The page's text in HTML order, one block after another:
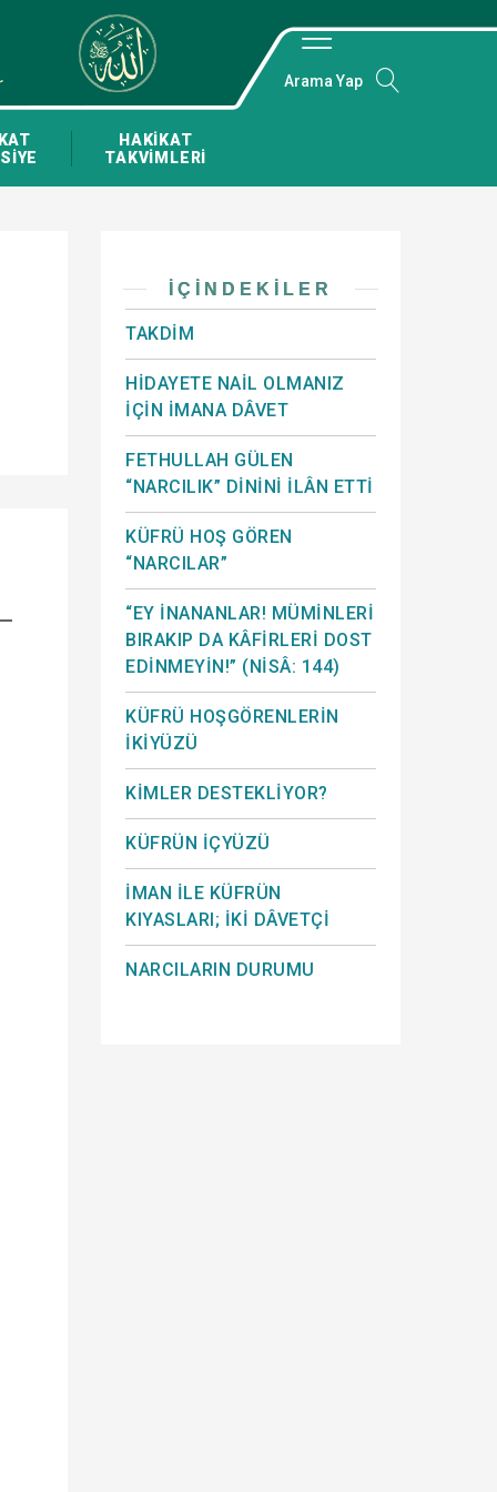
HAKİKAT
TAKVİMLERİ
Arama Yap
İÇINDEKILER
TAKDİM
HİDAYETE NAİL OLMANIZ
İÇİN İMANA DÂVET
FETHULLAH GÜLEN
“NARCILIK” DİNİNİ İLÂN ETTİ
KÜFRÜ HOŞ GÖREN
“NARCILAR”
“EY İNANANLAR! MÜMİNLERİ
BIRAKIP DA KÂFİRLERİ DOST
EDİNMEYİN!” (NİSÂ: 144)
KÜFRÜ HOŞGÖRENLERİN
İKİYÜZÜ
KİMLER DESTEKLİYOR?
KÜFRÜN İÇYÜZÜ
İMAN İLE KÜFRÜN
KIYASLARI; İKİ DÂVETÇİ
NARCILARIN DURUMU